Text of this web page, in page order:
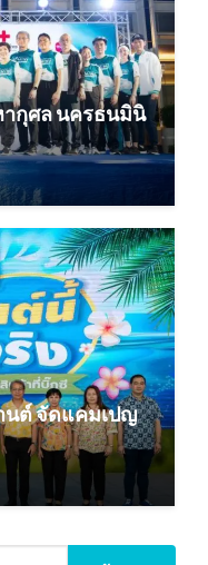
ากุศล นครธนมินิ
นต์ จัดแคมเปญ